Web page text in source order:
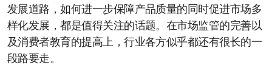
发展道路，如何进一步保障产品质量的同时促进市场多
样化发展，都是值得关注的话题。在市场监管的完善以
及消费者教育的提高上，行业各方似乎都还有很长的一
段路要走。